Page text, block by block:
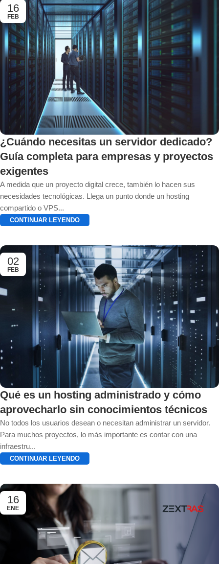
16
FEB
¿Cuándo necesitas un servidor dedicado?
Guía completa para empresas y proyectos
exigentes
A medida que un proyecto digital crece, también lo hacen sus
necesidades tecnológicas. Llega un punto donde un hosting
compartido o VPS...
CONTINUAR LEYENDO
02
FEB
Qué es un hosting administrado y cómo
aprovecharlo sin conocimientos técnicos
No todos los usuarios desean o necesitan administrar un servidor.
Para muchos proyectos, lo más importante es contar con una
infraestru...
CONTINUAR LEYENDO
16
ENE